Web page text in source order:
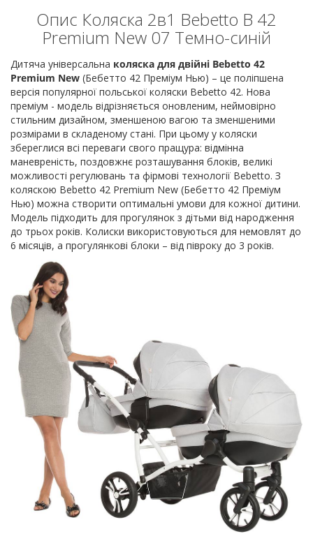
Опис Коляска 2в1 Bebetto B 42
Premium New 07 Темно-синій
Дитяча універсальна коляска для двійні Bebetto 42
Premium New (Бебетто 42 Преміум Нью) – це поліпшена
версія популярної польської коляски Bebetto 42. Нова
преміум - модель відрізняється оновленим, неймовірно
стильним дизайном, зменшеною вагою та зменшеними
розмірами в складеному стані. При цьому у коляски
збереглися всі переваги свого пращура: відмінна
маневреність, поздовжнє розташування блоків, великі
можливості регулювань та фірмові технології Bebetto. З
коляскою Bebetto 42 Premium New (Бебетто 42 Преміум
Нью) можна створити оптимальні умови для кожної дитини.
Модель підходить для прогулянок з дітьми від народження
до трьох років. Колиски використовуються для немовлят до
6 місяців, а прогулянкові блоки – від півроку до 3 років.